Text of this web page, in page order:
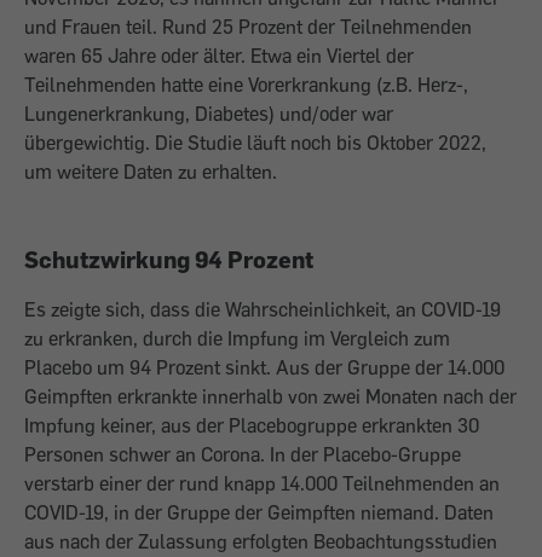
und Frauen teil. Rund 25 Prozent der Teilnehmenden
waren 65 Jahre oder älter. Etwa ein Viertel der
Teilnehmenden hatte eine Vorerkrankung (z.B. Herz-,
Lungenerkrankung, Diabetes) und/oder war
übergewichtig. Die Studie läuft noch bis Oktober 2022,
um weitere Daten zu erhalten.
Schutzwirkung 94 Prozent
Es zeigte sich, dass die Wahrscheinlichkeit, an COVID-19
zu erkranken, durch die Impfung im Vergleich zum
Placebo um 94 Prozent sinkt. Aus der Gruppe der 14.000
Geimpften erkrankte innerhalb von zwei Monaten nach der
Impfung keiner, aus der Placebogruppe erkrankten 30
Personen schwer an Corona. In der Placebo-Gruppe
verstarb einer der rund knapp 14.000 Teilnehmenden an
COVID-19, in der Gruppe der Geimpften niemand. Daten
aus nach der Zulassung erfolgten Beobachtungsstudien